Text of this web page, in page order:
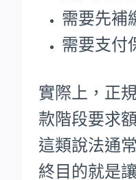
需要先補
需要支付
實際上，正
款階段要求
這類說法通
終目的就是